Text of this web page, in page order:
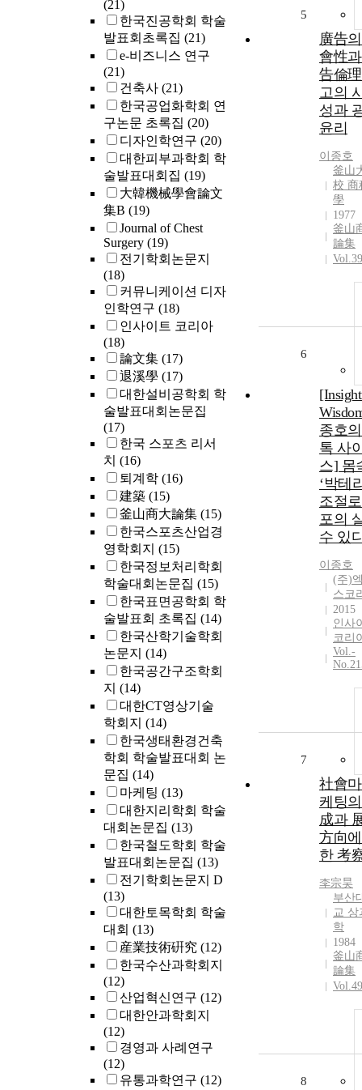
(21)
한국진공학회 학술
발표회초록집 (21)
e-비즈니스 연구
(21)
건축사 (21)
한국공업화학회 연
구논문 초록집 (20)
디자인학연구 (20)
대한피부과학회 학
술발표대회집 (19)
大韓機械學會論文
集B (19)
Journal of Chest
Surgery (19)
전기학회논문지
(18)
커뮤니케이션 디자
인학연구 (18)
인사이트 코리아
(18)
論文集 (17)
退溪學 (17)
대한설비공학회 학
술발표대회논문집
(17)
한국 스포츠 리서
치 (16)
퇴계학 (16)
建築 (15)
釜山商大論集 (15)
한국스포츠산업경
영학회지 (15)
한국정보처리학회
학술대회논문집 (15)
한국표면공학회 학
술발표회 초록집 (14)
한국산학기술학회
논문지 (14)
한국공간구조학회
지 (14)
대한CT영상기술
학회지 (14)
한국생태환경건축
학회 학술발표대회 논
문집 (14)
마케팅 (13)
대한지리학회 학술
대회논문집 (13)
한국철도학회 학술
발표대회논문집 (13)
전기학회논문지 D
(13)
대한토목학회 학술
대회 (13)
産業技術硏究 (12)
한국수산과학회지
(12)
산업혁신연구 (12)
대한안과학회지
(12)
경영과 사례연구
(12)
유통과학연구 (12)
5
廣告
會性
告倫
고의
성과
윤리
이종호
釜山
校 商
學
1977
釜山
論集
6
종호
톡 사
스] 몸
‘박테
조절
포의
수 있
이종호
(주)
스코
2015
인사
코리
Vol.-
7
社會
케팅
成과
方向
한 考
李宗昊
부산
교 상
학
1984
釜山
論集
8